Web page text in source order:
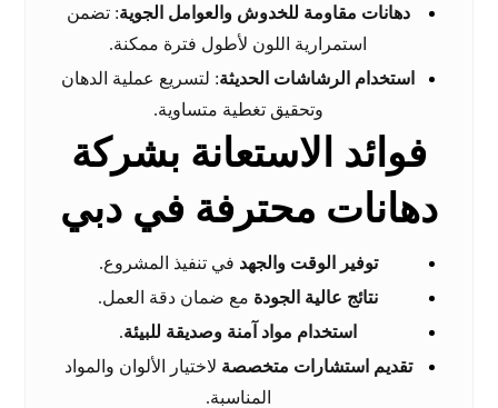
دهانات مقاومة للخدوش والعوامل الجوية: تضمن
استمرارية اللون لأطول فترة ممكنة.
استخدام الرشاشات الحديثة: لتسريع عملية الدهان
وتحقيق تغطية متساوية.
فوائد الاستعانة بشركة
دهانات محترفة في دبي
توفير الوقت والجهد في تنفيذ المشروع.
نتائج عالية الجودة مع ضمان دقة العمل.
استخدام مواد آمنة وصديقة للبيئة.
تقديم استشارات متخصصة لاختيار الألوان والمواد
المناسبة.